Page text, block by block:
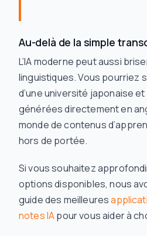
Au-delà de la simple
L’IA moderne peut aussi
linguistiques. Vous pourriez
d’une université japonaise
générées directement en
monde de contenus
hors de portée.
Si vous souhaitez
options disponibles, nous
guide des meilleures
notes IApour vous aider à